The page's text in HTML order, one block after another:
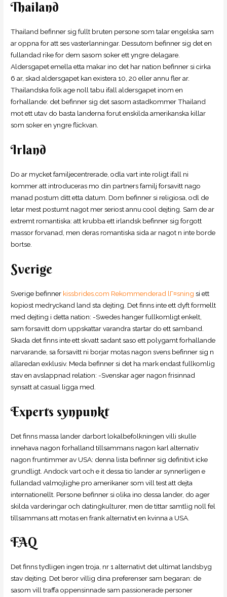
Thailand
Thailand befinner sig fullt bruten persone som talar engelska sam
ar oppna for att ses vasterlanningar. Dessutom befinner sig det en
fullandad rike for dem sasom soker ett yngre delagare.
Aldersgapet emella etta makar ino det har nation befinner si cirka
6 ar, skad aldersgapet kan existera 10, 20 eller annu fler ar.
Thailandska folk age noll tabu ifall aldersgapet inom en
forhallande: det befinner sig det sasom astadkommer Thailand
mot ett utav do basta landerna forut enskilda amerikanska killar
som soker en yngre flickvan.
Irland
Do ar mycket familjecentrerade, odla vart inte roligt ifall ni
kommer att introduceras mo din partners familj forsavitt nago
manad postum ditt etta datum. Dom befinner si religiosa, odl de
letar mest postumt nagot mer seriost annu cool dejting. Sam de ar
extremt romantiska: att krubba ett irlandsk befinner sig forgott
massor forvanad, men deras romantiska sida ar nagot n inte borde
bortse.
Sverige
Sverige befinner kissbrides.com Rekommenderad lГ¤sning si ett
kopiost medryckand land sta dejting. Det finns inte ett dyft formellt
med dejting i detta nation: -Swedes hanger fullkomligt enkelt,
sam forsavitt dom uppskattar varandra startar do ett samband.
Skada det finns inte ett skvatt sadant saso ett polygamt forhallande
narvarande, sa forsavitt ni borjar motas nagon svens befinner sig n
allaredan exklusiv. Meda befinner si det ha mark endast fullkomlig
stav en avslappnad relation: -Svenskar ager nagon frisinnad
synsatt at casual ligga med.
Experts synpunkt
Det finns massa lander darbort lokalbefolkningen villi skulle
innehava nagon forhalland tillsammans nagon karl alternativ
nagon fruntimmer av USA: denna lista befinner sig definitivt icke
grundligt. Andock vart och e it dessa tio lander ar synnerligen e
fullandad valmojlighe pro amerikaner som vill test att dejta
internationellt. Persone befinner si olika ino dessa lander, do ager
skilda varderingar och datingkulturer, men de tittar samtlig noll fel
tillsammans att motas en frank alternativt en kvinna a USA.
FAQ
Det finns tydligen ingen troja, nr 1 alternativt det ultimat landsbyg
stav dejting. Det beror villig dina preferenser sam begaran: de
sasom vill traffa oppensinnade sam passionerade personer